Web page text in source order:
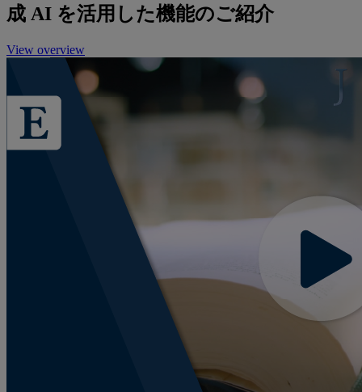
成 AI を活用した機能のご紹介
View overview